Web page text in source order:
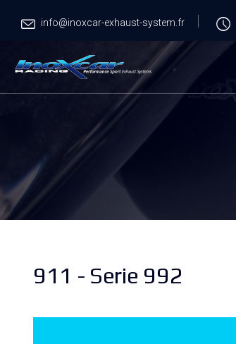
info@inoxcar-exhaust-system.fr
911 - Serie 992